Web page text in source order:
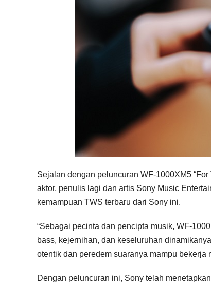
Sejalan dengan peluncuran WF-1000XM5
aktor, penulis lagi dan artis Sony Music
kemampuan TWS terbaru dari Sony ini.
“Sebagai pecinta dan pencipta musik, WF-
bass, kejernihan, dan keseluruhan
otentik dan peredem suaranya mampu bekerja
Dengan peluncuran ini, Sony telah